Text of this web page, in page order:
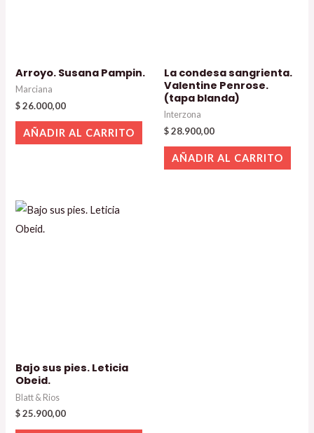
Arroyo. Susana Pampin.
Marciana
$26.000,00
AÑADIR AL CARRITO
La condesa sangrienta.
Valentine Penrose.
(tapa blanda)
Interzona
$28.900,00
AÑADIR AL CARRITO
Bajo sus pies. Leticia
Obeid.
Blatt & Rios
$25.900,00